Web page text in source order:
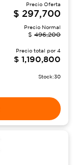
Precio Oferta
$ 297,700
Precio Normal
$ 496,200
Precio total por 4
$ 1,190,800
Stock:30